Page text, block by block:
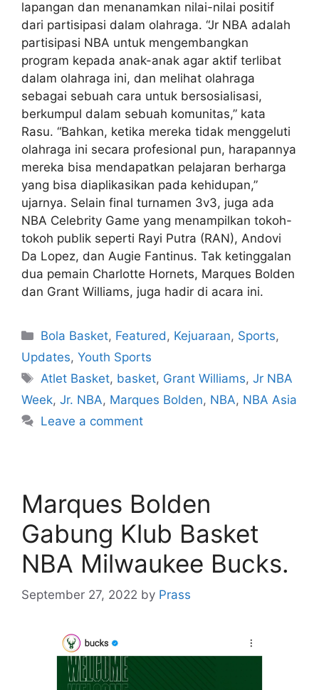
lapangan dan menanamkan nilai-nilai positif
dari partisipasi dalam olahraga. “Jr NBA adalah
partisipasi NBA untuk mengembangkan
program kepada anak-anak agar aktif terlibat
dalam olahraga ini, dan melihat olahraga
sebagai sebuah cara untuk bersosialisasi,
berkumpul dalam sebuah komunitas,” kata
Rasu. “Bahkan, ketika mereka tidak menggeluti
olahraga ini secara profesional pun, harapannya
mereka bisa mendapatkan pelajaran berharga
yang bisa diaplikasikan pada kehidupan,”
ujarnya. Selain final turnamen 3v3, juga ada
NBA Celebrity Game yang menampilkan tokoh-
tokoh publik seperti Rayi Putra (RAN), Andovi
Da Lopez, dan Augie Fantinus. Tak ketinggalan
dua pemain Charlotte Hornets, Marques Bolden
dan Grant Williams, juga hadir di acara ini.
Bola Basket, Featured , Kejuaraan, Sports,
Updates, Youth Sports
Atlet Basket, basket, Grant Williams,Jr NBA
Week, Jr. NBA, Marques Bolden, NBA, NBA Asia
Leave a comment
Marques Bolden
Gabung Klub Basket
NBA Milwaukee Bucks.
September 27, 2022 by Prass